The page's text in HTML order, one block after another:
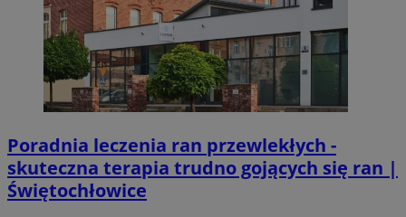
Poradnia leczenia ran przewlekłych -
skuteczna terapia trudno gojących się ran |
Świętochłowice